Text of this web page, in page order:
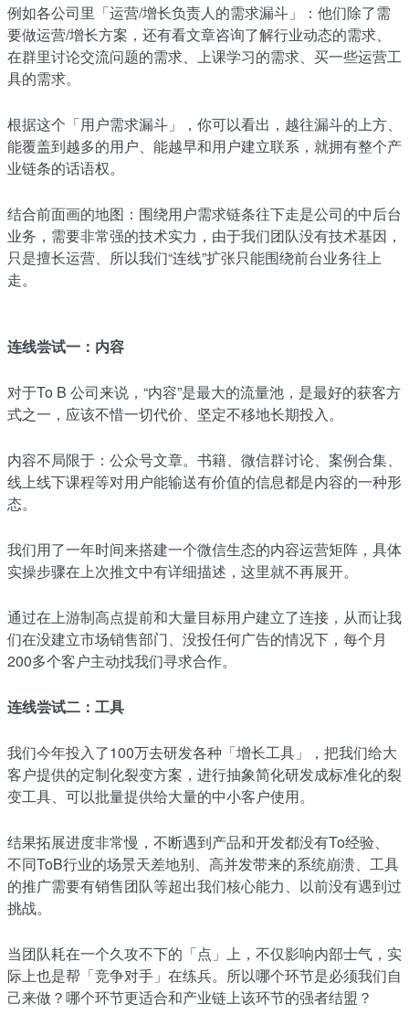
例如各公司里「运营/增长负责人的需求漏斗」：他们除了需
要做运营/增长方案，还有看文章咨询了解行业动态的需求、
在群里讨论交流问题的需求、上课学习的需求、买一些运营工
具的需求。
根据这个「用户需求漏斗」，你可以看出，越往漏斗的上方、
能覆盖到越多的用户、能越早和用户建立联系，就拥有整个产
业链条的话语权。
结合前面画的地图：围绕用户需求链条往下走是公司的中后台
业务，需要非常强的技术实力，由于我们团队没有技术基因，
只是擅长运营、所以我们“连线”扩张只能围绕前台业务往上
走。
连线尝试一： 内容
对于To B 公司来说，“内容”是最大的流量池，是最好的获客方
式之一，应该不惜一切代价、坚定不移地长期投入。
内容不局限于：公众号文章。书籍、微信群讨论、案例合集、
线上线下课程等对用户能输送有价值的信息都是内容的一种形
态。
我们用了一年时间来搭建一个微信生态的内容运营矩阵，具体
实操步骤在上次推文中有详细描述，这里就不再展开。
通过在上游制高点提前和大量目标用户建立了连接，从而让我
们在没建立市场销售部门、没投任何广告的情况下，每个月
200多个客户主动找我们寻求合作。
连线尝试二：工具
我们今年投入了100万去研发各种「增长工具」，把我们给大
客户提供的定制化裂变方案，进行抽象简化研发成标准化的裂
变工具、可以批量提供给大量的中小客户使用。
结果拓展进度非常慢，不断遇到产品和开发都没有To经验、
不同ToB行业的场景天差地别、高并发带来的系统崩溃、工具
的推广需要有销售团队等超出我们核心能力、以前没有遇到过
挑战。
当团队耗在一个久攻不下的「点」上，不仅影响内部士气，实
际上也是帮「竞争对手」在练兵。所以哪个环节是必须我们自
己来做？哪个环节更适合和产业链上该环节的强者结盟？